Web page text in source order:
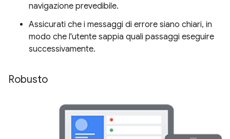
navigazione prevedibile.
Assicurati che i messaggi di errore siano chiari, in
modo che l'utente sappia quali passaggi eseguire
successivamente.
Robusto